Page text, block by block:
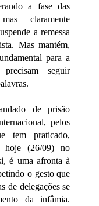
a fase das
claramente
a remessa
Mas mantém,
para a
seguir
de prisão
pelos
tem praticado,
hoje (26/09) no
é uma afronta à
o gesto que
de delegações se
da infâmia.